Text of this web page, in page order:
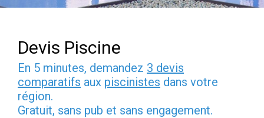
Devis Piscine
En 5 minutes, demandez 3 devis
comparatifs aux piscinistes dans votre
région.
Gratuit, sans pub et sans engagement.